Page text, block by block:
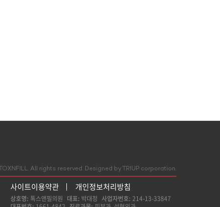
TOXNFILL. All rights reserved. Designed by TRIUP corporation.
사이트이용약관 개인정보처리방침
상호명: 톡스앤필의원 대표: 박대정 사업자번호: 214-13-33847